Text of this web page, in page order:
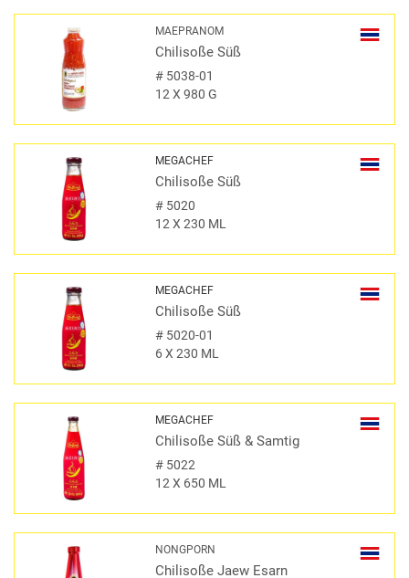
MAEPRANOM
Chilisoße Süß
#5038-01
12 X 980 G
MEGACHEF
Chilisoße Süß
#5020
12 X 230 ML
MEGACHEF
Chilisoße Süß
#5020-01
6 X 230 ML
MEGACHEF
Chilisoße Süß & Samtig
#5022
12 X 650 ML
NONGPORN
Chilisoße Jaew Esarn